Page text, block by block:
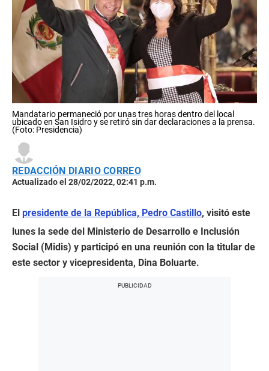
Mandatario permaneció por unas tres horas dentro del local
ubicado en San Isidro y se retiró sin dar declaraciones a la prensa.
(Foto: Presidencia)
REDACCIÓN DIARIO CORREO
Actualizado el 28/02/2022, 02:41 p.m.
El presidente de la República, Pedro Castillo, visitó este
lunes la sede del Ministerio de Desarrollo e Inclusión
Social (Midis) y participó en una reunión con la titular de
este sector y vicepresidenta, Dina Boluarte.